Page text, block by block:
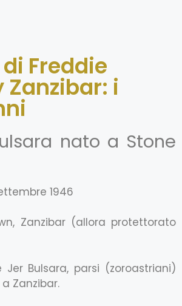
Freddie
Zanzibar: i
nato a Stone
1946
Zanzibar (allora protettorato
Jer Bulsara, parsi (zoroastriani)
Zanzibar.